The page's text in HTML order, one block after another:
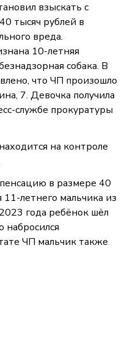
взыскать с
тысяч рублей в
вреда.
10-летняя
собака. В
что ЧП произошло
7. Девочка получила
службе прокуратуры
на контроле
в размере 40
11-летнего мальчика из
года ребёнок шёл
набросился
ЧП мальчик также